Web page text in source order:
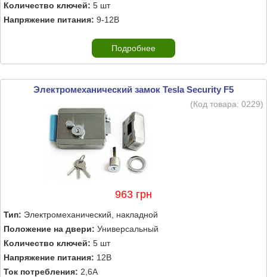
Количество ключей: 5 шт
Напряжение питания: 9-12В
Подробнее
Электромеханический замок Tesla Security F5
(Код товара: 0229)
963 грн
Тип: Электромеханический, накладной
Положение на двери: Универсальный
Количество ключей: 5 шт
Напряжение питания: 12В
Ток потребления: 2,6А